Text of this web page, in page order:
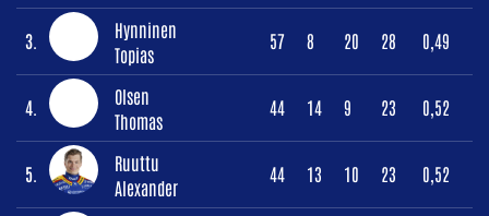
3.
Hynninen
Topias
57 8 20 28 0,49
4.
Olsen
Thomas
44 14 9 23 0,52
5.
Ruuttu
Alexander
44 13 10 23 0,52